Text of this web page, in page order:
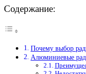
Содержание:
Почему выбор
Алюминиевые